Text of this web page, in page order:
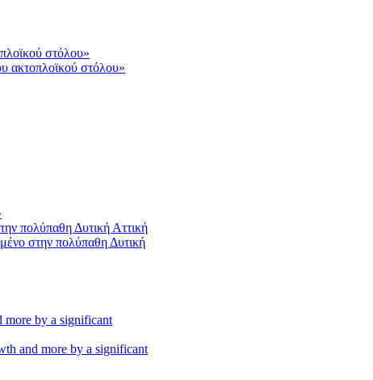
ακτοπλοϊκού στόλου»
στην πολύπαθη Δυτική
and more by a significant